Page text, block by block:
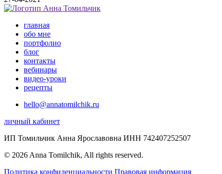
главная
обо мне
портфолио
блог
контакты
вебинары
видео-уроки
рецепты
hello@annatomilchik.ru
личный кабинет
ИП Томильчик Анна Ярославовна ИНН 742407252507
© 2026 Anna Tomilchik, All rights reserved.
Политика конфиденциальности Правовая информация